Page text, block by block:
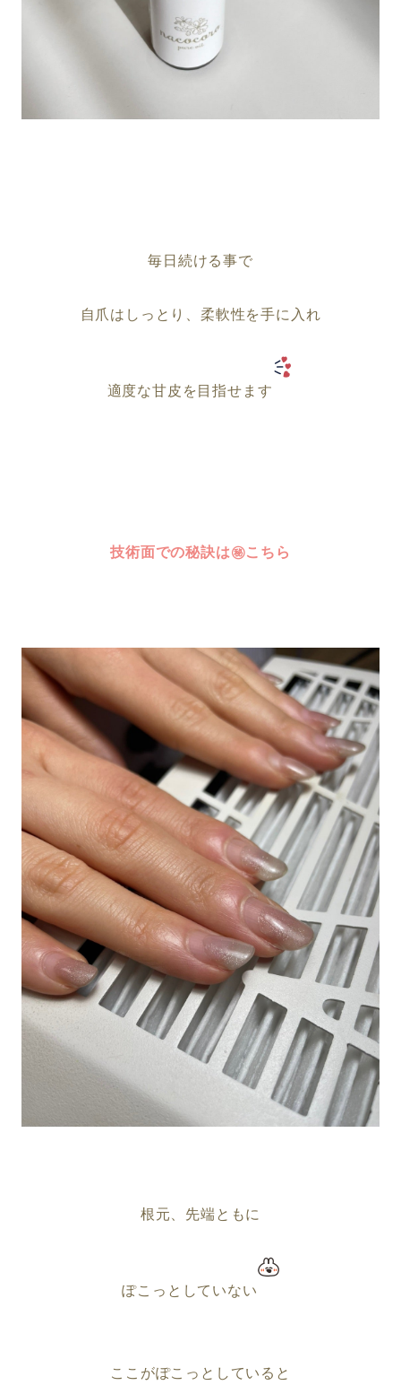
毎日続ける事で
自爪はしっとり、柔軟性を手に入れ
適度な甘皮を目指せます
技術面での秘訣は㊙️こちら
根元、先端ともに
ぽこっとしていない
ここがぽこっとしていると